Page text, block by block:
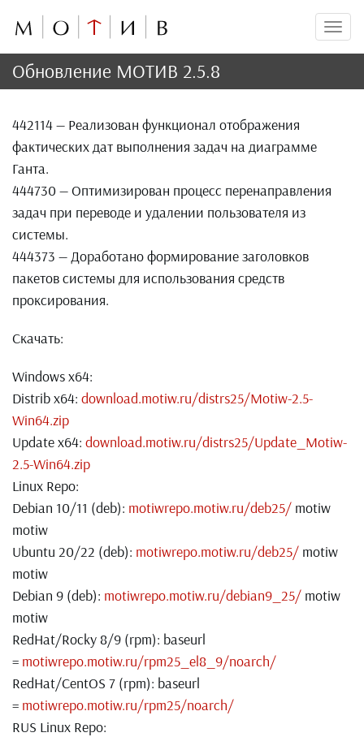
Обновление МОТИВ 2.5.8
442114 — Реализован функционал отображения
фактических дат выполнения задач на диаграмме
Ганта.
444730 — Оптимизирован процесс перенаправления
задач при переводе и удалении пользователя из
системы.
444373 — Доработано формирование заголовков
пакетов системы для использования средств
проксирования.
Скачать:
Windows x64:
Distrib x64: download.motiw.ru/distrs25/Motiw-2.5-
Win64.zip
Update x64: download.motiw.ru/distrs25/Update_Motiw-
2.5-Win64.zip
Linux Repo:
Debian 10/11 (deb): motiwrepo.motiw.ru/deb25/ motiw
motiw
Ubuntu 20/22 (deb): motiwrepo.motiw.ru/deb25/ motiw
motiw
Debian 9 (deb): motiwrepo.motiw.ru/debian9_25/ motiw
motiw
RedHat/Rocky 8/9 (rpm): baseurl
= motiwrepo.motiw.ru/rpm25_el8_9/noarch/
RedHat/CentOS 7 (rpm): baseurl
= motiwrepo.motiw.ru/rpm25/noarch/
RUS Linux Repo: